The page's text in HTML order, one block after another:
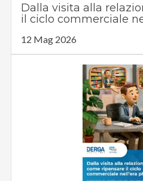
Dalla visita alla
il ciclo commerciale
12 Mag 2026